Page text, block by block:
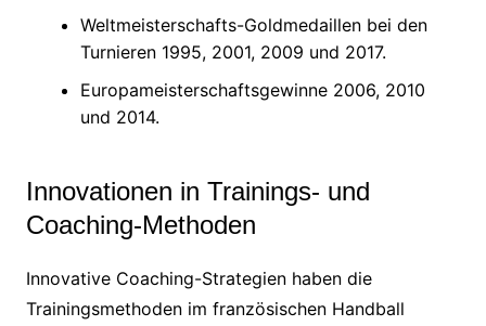
Weltmeisterschafts-Goldmedaillen bei den
Turnieren 1995, 2001, 2009 und 2017.
Europameisterschaftsgewinne 2006, 2010
und 2014.
Innovationen in Trainings- und
Coaching-Methoden
Innovative Coaching-Strategien haben die
Trainingsmethoden im französischen Handball